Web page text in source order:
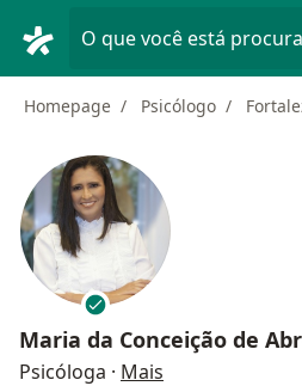
O que você está
Homepage Psicólogo
Maria da Conceição de
Psicóloga · Mais